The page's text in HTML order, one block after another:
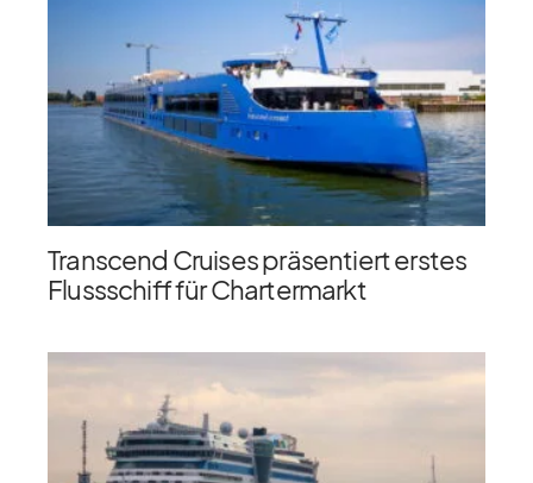
Transcend Cruises präsentiert erstes
Flussschiff für Chartermarkt